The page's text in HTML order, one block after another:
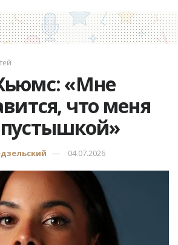
«Мне
что меня
04.07.2026